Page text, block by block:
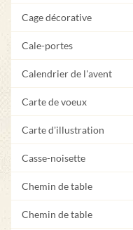
Cage décorative
Cale-portes
Calendrier de l'avent
Carte de voeux
Carte d'illustration
Casse-noisette
Chemin de table
Chemin de table